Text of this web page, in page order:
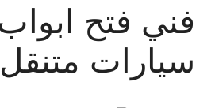
فني فتح
سيارات متنقل